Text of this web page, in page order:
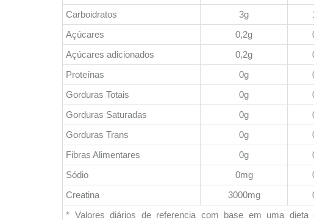
Carboidratos
3g
Açúcares
0,2g
Açúcares adicionados
0,2g
Proteínas
0g
Gorduras Totais
0g
Gorduras Saturadas
0g
Gorduras Trans
0g
Fibras Alimentares
0g
Sódio
0mg
Creatina
3000mg
* Valores diários de referencia com base em uma dieta